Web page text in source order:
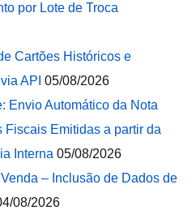
por Lote de Troca
Cartões Históricos e
API 05/08/2026
Envio Automático da Nota
Fiscais Emitidas a partir da
Interna 05/08/2026
– Inclusão de Dados de
08/2026